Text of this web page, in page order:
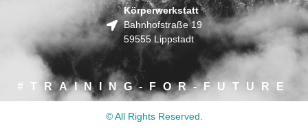
Körperwerkstatt
Bahnhofstraße 19
59555 Lippstadt
#TRAINING-FOR-FUTURE
© All Rights Reserved.